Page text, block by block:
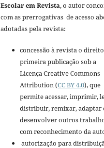
Escolar em Revista, o autor
com as prerrogativas de acesso
adotadas pela revista:
concessão à revista o
primeira publicação sob a
Licença Creative Commons
Attribution (CC BY 4.0), que
permite acessar, imprimir,
distribuir, remixar, adaptar
desenvolver outros
com reconhecimento da
autorização para